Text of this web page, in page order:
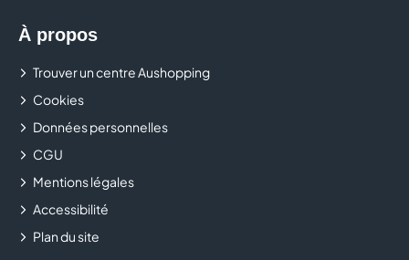
À propos
Trouver un centre Aushopping
Cookies
Données personnelles
CGU
Mentions légales
Accessibilité
Plan du site